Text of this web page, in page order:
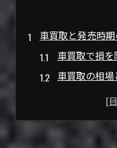
車買取と発売時
車買取で損
車買取の相
車買取はい
車買取で高